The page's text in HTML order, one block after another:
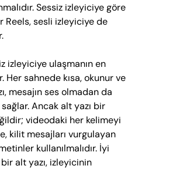
Sessiz izleyiciye göre
Reels, sesli izleyiciye de
izleyiciye ulaşmanın en
Her sahnede kısa, okunur ve
mesajın ses olmadan da
sağlar. Ancak alt yazı bir
videodaki her kelimeyi
kilit mesajları vurgulayan
kullanılmalıdır. İyi
alt yazı, izleyicinin